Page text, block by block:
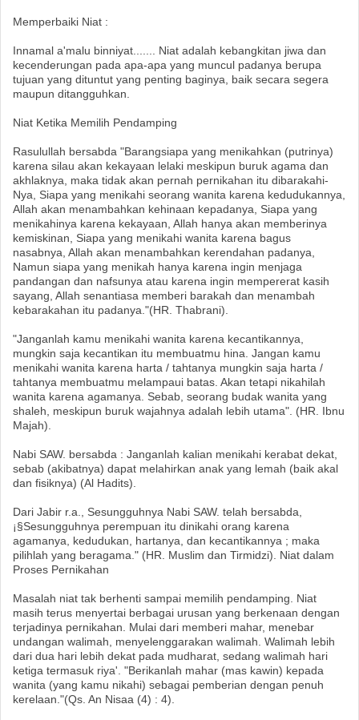
Memperbaiki Niat :
Innamal a'malu binniyat....... Niat adalah kebangkitan jiwa dan
kecenderungan pada apa-apa yang muncul padanya berupa
tujuan yang dituntut yang penting baginya, baik secara segera
maupun ditangguhkan.
Niat Ketika Memilih Pendamping
Rasulullah bersabda "Barangsiapa yang menikahkan (putrinya)
karena silau akan kekayaan lelaki meskipun buruk agama dan
akhlaknya, maka tidak akan pernah pernikahan itu dibarakahi-
Nya, Siapa yang menikahi seorang wanita karena kedudukannya,
Allah akan menambahkan kehinaan kepadanya, Siapa yang
menikahinya karena kekayaan, Allah hanya akan memberinya
kemiskinan, Siapa yang menikahi wanita karena bagus
nasabnya, Allah akan menambahkan kerendahan padanya,
Namun siapa yang menikah hanya karena ingin menjaga
pandangan dan nafsunya atau karena ingin mempererat kasih
sayang, Allah senantiasa memberi barakah dan menambah
kebarakahan itu padanya."(HR. Thabrani).
"Janganlah kamu menikahi wanita karena kecantikannya,
mungkin saja kecantikan itu membuatmu hina. Jangan kamu
menikahi wanita karena harta / tahtanya mungkin saja harta /
tahtanya membuatmu melampaui batas. Akan tetapi nikahilah
wanita karena agamanya. Sebab, seorang budak wanita yang
shaleh, meskipun buruk wajahnya adalah lebih utama". (HR. Ibnu
Majah).
Nabi SAW. bersabda : Janganlah kalian menikahi kerabat dekat,
sebab (akibatnya) dapat melahirkan anak yang lemah (baik akal
dan fisiknya) (Al Hadits).
Dari Jabir r.a., Sesungguhnya Nabi SAW. telah bersabda,
¡§Sesungguhnya perempuan itu dinikahi orang karena
agamanya, kedudukan, hartanya, dan kecantikannya ; maka
pilihlah yang beragama." (HR. Muslim dan Tirmidzi). Niat dalam
Proses Pernikahan
Masalah niat tak berhenti sampai memilih pendamping. Niat
masih terus menyertai berbagai urusan yang berkenaan dengan
terjadinya pernikahan. Mulai dari memberi mahar, menebar
undangan walimah, menyelenggarakan walimah. Walimah lebih
dari dua hari lebih dekat pada mudharat, sedang walimah hari
ketiga termasuk riya'. "Berikanlah mahar (mas kawin) kepada
wanita (yang kamu nikahi) sebagai pemberian dengan penuh
kerelaan."(Qs. An Nisaa (4) : 4).